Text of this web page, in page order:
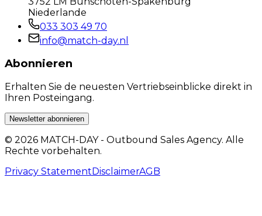
Niederlande
033 303 49 70
info@match-day.nl
Abonnieren
Erhalten Sie de neuesten Vertriebseinblicke direkt in
Ihren Posteingang.
Newsletter abonnieren
© 2026 MATCH-DAY - Outbound Sales Agency. Alle
Rechte vorbehalten.
Privacy StatementDisclaimerAGB